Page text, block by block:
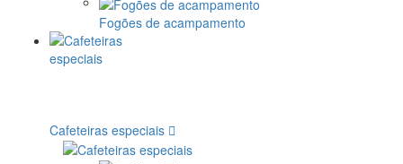
Fogões de acampamento
Cafeteiras especiais